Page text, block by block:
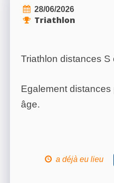
28/06/2026
Triathlon
Triathlon distances S
Egalement
âge.
a déjà eu lieu